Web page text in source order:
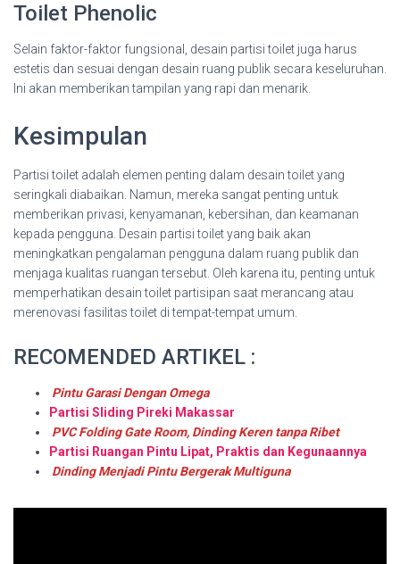
Toilet Phenolic
Selain faktor-faktor fungsional, desain partisi toilet juga harus
estetis dan sesuai dengan desain ruang publik secara keseluruhan.
Ini akan memberikan tampilan yang rapi dan menarik.
Kesimpulan
Partisi toilet adalah elemen penting dalam desain toilet yang
seringkali diabaikan. Namun, mereka sangat penting untuk
memberikan privasi, kenyamanan, kebersihan, dan keamanan
kepada pengguna. Desain partisi toilet yang baik akan
meningkatkan pengalaman pengguna dalam ruang publik dan
menjaga kualitas ruangan tersebut. Oleh karena itu, penting untuk
memperhatikan desain toilet partisipan saat merancang atau
merenovasi fasilitas toilet di tempat-tempat umum.
RECOMENDED ARTIKEL :
Pintu Garasi Dengan Omega
Partisi Sliding Pireki Makassar
PVC Folding Gate Room, Dinding Keren tanpa Ribet
Partisi Ruangan Pintu Lipat, Praktis dan Kegunaannya
Dinding Menjadi Pintu Bergerak Multiguna